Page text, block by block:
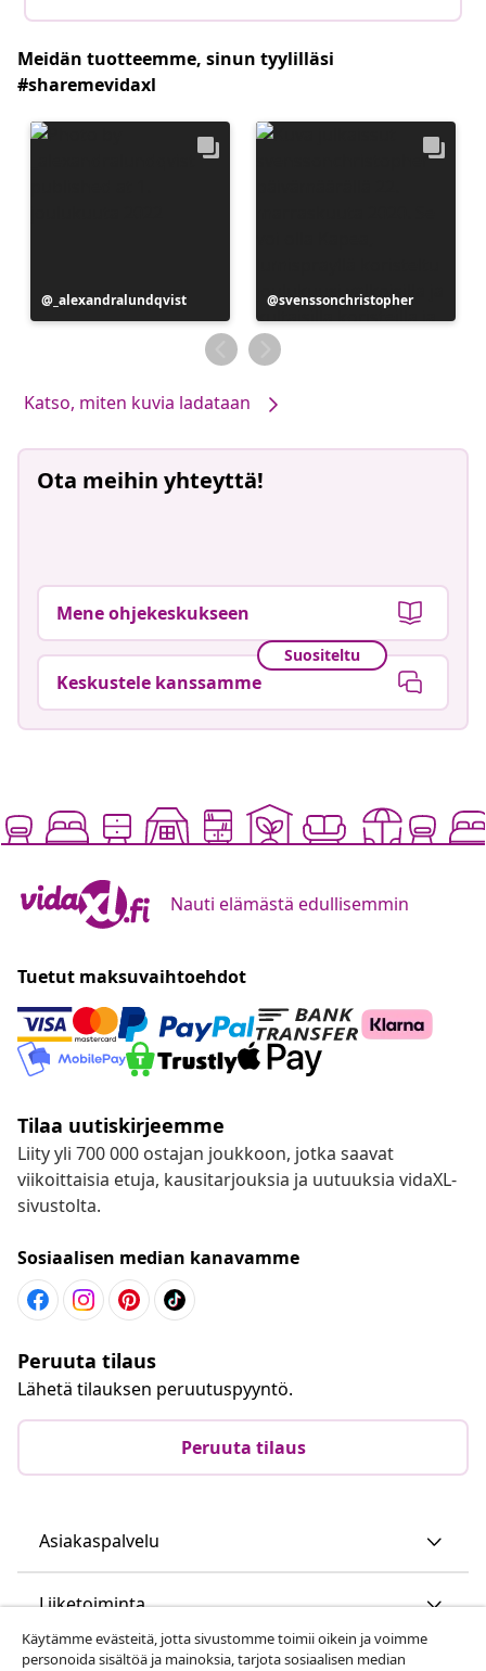
Meidän tuotteemme, sinun tyylilläsi
#sharemevidaxl
Julkaissut
_alexandralundqvist Julkaissut
svenssonchristopher
Katso, miten kuvia ladataan
Ota meihin yhteyttä!
Mene ohjekeskukseen
Suositeltu
Keskustele kanssamme
Nauti elämästä edullisemmin
Tuetut maksuvaihtoehdot
Tilaa uutiskirjeemme
Liity yli 700 000 ostajan joukkoon, jotka saavat
viikoittaisia etuja, kausitarjouksia ja uutuuksia vidaXL-
sivustolta.
Sosiaalisen median kanavamme
Peruuta tilaus
Lähetä tilauksen peruutuspyyntö.
Peruuta tilaus
Asiakaspalvelu
Liiketoiminta
Käytämme evästeitä, jotta sivustomme toimii oikein ja voimme
personoida sisältöä ja mainoksia, tarjota sosiaalisen median